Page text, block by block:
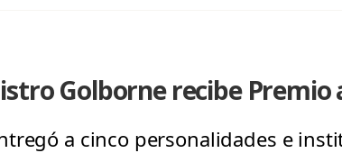
Golborne recibe Premio
a cinco personalidades e